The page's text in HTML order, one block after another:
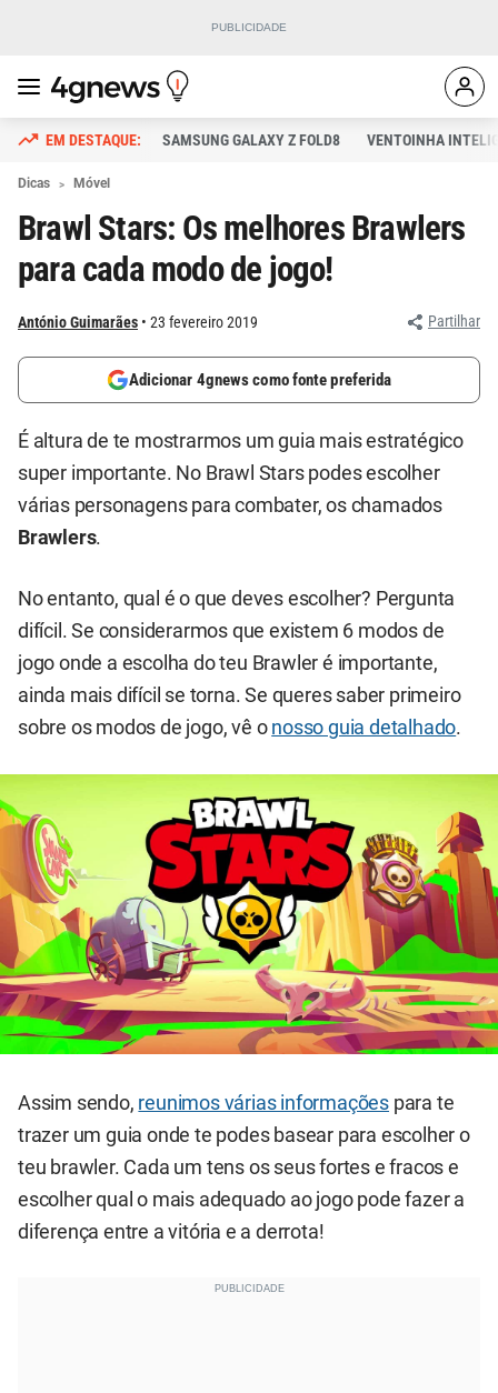
SAMSUNG GALAXY Z FOLD8 VENTOINHA
Dicas Móvel
Brawl Stars: Os melhores Brawlers
para cada modo de jogo!
António Guimarães 23 fevereiro 2019 Partilhar
Adicionar 4gnews como fonte preferida
É altura de te mostrarmos um guia mais estratégico
super importante. No Brawl Stars podes escolher
várias personagens para combater, os chamados
Brawlers.
No entanto, qual é o que deves escolher? Pergunta
difícil. Se considerarmos que existem 6 modos de
jogo onde a escolha do teu Brawler é importante,
ainda mais difícil se torna. Se queres saber primeiro
sobre os modos de jogo, vê o nosso guia detalhado.
Assim sendo, reunimos várias informações para te
trazer um guia onde te podes basear para escolher o
teu brawler. Cada um tens os seus fortes e fracos e
escolher qual o mais adequado ao jogo pode fazer a
diferença entre a vitória e a derrota!